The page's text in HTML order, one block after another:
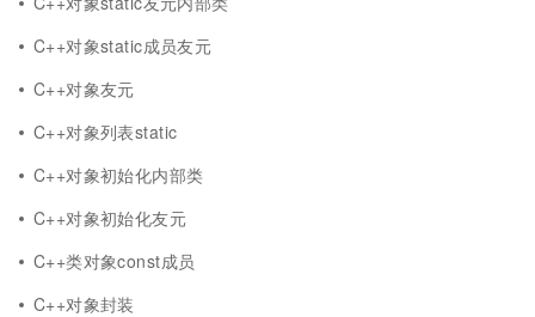
C++对象static成员友元
C++对象友元
C++对象列表static
C++对象初始化内部类
C++对象初始化友元
C++类对象const成员
C++对象封装